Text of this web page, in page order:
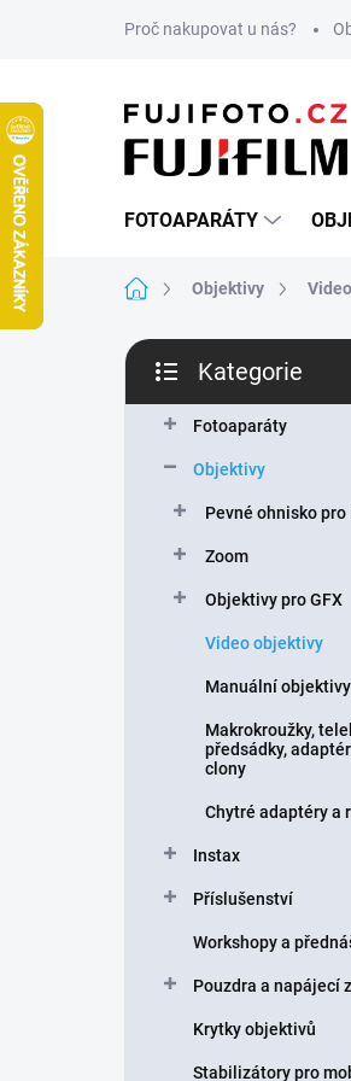
Proč nakupovat u nás?
FOTOAPARÁTY
Domů Objektivy
P
s
kategorie
Kategorie
Fotoaparáty
Objektivy
Pevné ohnisko pro
Zoom
Objektivy pro GFX
Video objektivy
Manuální
Makrokroužky,
předsádky,
clony
Chytré adaptéry a
Instax
Příslušenství
Workshopy a
Pouzdra a napájecí
Krytky objektivů
Stabilizátory pro